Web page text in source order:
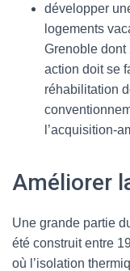
développer
logements
Grenoble dont
action doit se
réhabilitation
l’acquisition-
Améliorer
Une grande partie
été construit entre
où l’isolation